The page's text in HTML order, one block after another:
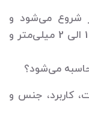
از 0.4 میلی‌متر شروع می‌شود و
متداول‌ترین نوع آن برای نمای ساختمان 1 الی 2 میلی‌متر و
می‌شود؟‌
کاربرد، جنس و